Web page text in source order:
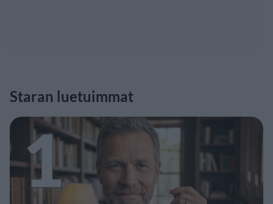
Staran luetuimmat
1